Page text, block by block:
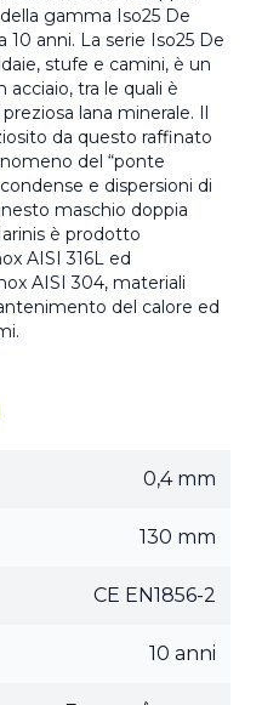
gamma Iso25 De
10 anni. La serie Iso25 De
stufe e camini, è un
acciaio, tra le quali è
lana minerale. Il
da questo raffinato
del “ponte
e dispersioni di
maschio doppia
è prodotto
AISI 316L ed
AISI 304, materiali
del calore ed
0,4 mm
130 mm
CE EN1856-2
10 anni